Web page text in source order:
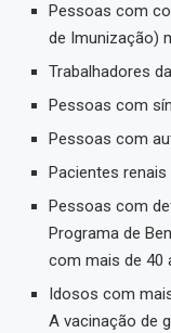
Pessoas com
de Imunização)
Trabalhadores
Pessoas com
Pessoas com
Pacientes
Pessoas com
Programa de
com mais de 40
Idosos com
A vacinação de